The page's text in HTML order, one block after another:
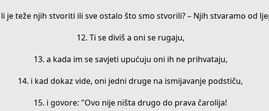
je teže njih stvoriti ili sve ostalo što smo stvorili? – Njih stvaramo od
12. Ti se diviš a oni se rugaju,
13. a kada im se savjeti upućuju oni ih ne prihvataju,
14. i kad dokaz vide, oni jedni druge na ismijavanje podstiču,
15. i govore: "Ovo nije ništa drugo do prava čarolija!